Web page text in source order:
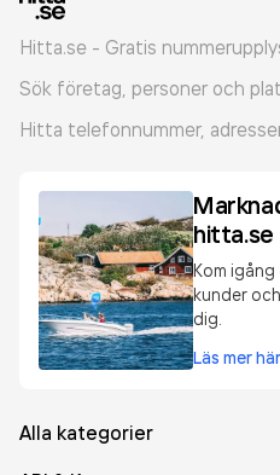
Hitta.se - Gratis
Sök företag, personer och
Hitta telefonnummer,
hitta.se
Kom
kunder
dig.
Läs mer här
Alla kategorier